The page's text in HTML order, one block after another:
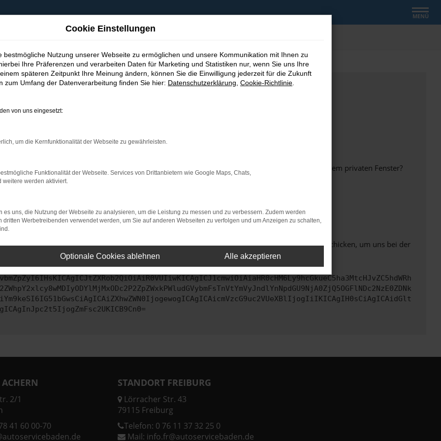
MENÜ
bestimmter Seiten verhindern. Funktioniert die Seite in einem anderen Browser oder in einem privaten Fenster?
beheben.
auf dem neuesten Stand sind.
kann auch dazu führen, dass bestimmte Funktionen nicht mehr unterstützt werden.
uns bitte. Wir werden versuchen, das Problem zu beheben. Du kannst uns diesen Text schicken, um uns bei der
2/1
41 60 00-70
STANDORT FREIBURG
Lörracher Str. 43
79115 Freiburg
Telefon: 0 76 11 37 32 25 0
Mail: info.fr@autoservicebaden.de
Cookie Einstellungen
bestmögliche Nutzung unserer Webseite zu ermöglichen und unsere Kommunikation mit Ihnen zu
Ihre Präferenzen und verarbeiten Daten für Marketing und Statistiken nur, wenn Sie uns Ihre
späteren Zeitpunkt Ihre Meinung ändern, können Sie die Einwilligung jederzeit für die Zukunft
zum Umfang der Datenverarbeitung finden Sie hier: Datenschutzerklärung Cookie-Richtlinie
von uns eingesetzt:
um die Kernfunktionalität der Webseite zu gewährleisten.
Funktionalität der Webseite. Services von Drittanbietern wie Google Maps, Chats,
weitere werden aktiviert.
es uns, die Nutzung der Webseite zu analysieren, um die Leistung zu messen und zu verbessern. Zudem werden
dritten Werbetreibenden verwendet werden, um Sie auf anderen Webseiten zu verfolgen und um Anzeigen zu schalten,
Optionale Cookies ablehnen Alle akzeptieren